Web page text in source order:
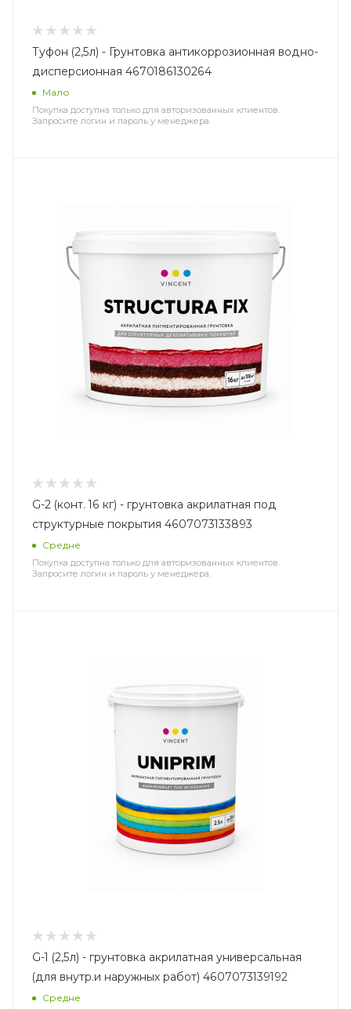
Туфон (2,5л) - Грунтовка антикоррозионная водно-
дисперсионная 4670186130264
Мало
Покупка доступна только для авторизованных клиентов.
Запросите логин и пароль у менеджера.
G-2 (конт. 16 кг) - грунтовка акрилатная под
структурные покрытия 4607073133893
Средне
Покупка доступна только для авторизованных клиентов.
Запросите логин и пароль у менеджера.
G-1 (2,5л) - грунтовка акрилатная универсальная
(для внутр.и наружных работ) 4607073139192
Средне